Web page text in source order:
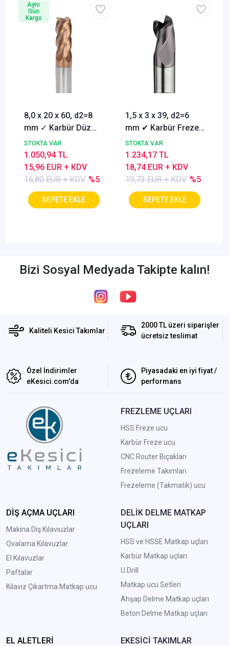
8,0 x 20 x 60, d2=8
mm ✓ Karbür Düz
Freze, Parmak freze
ucu Z=4,TiSiN
Kaplamalı
STOKTA VAR
16,80 EUR + KDV %5
15,96 EUR + KDV
1.050,94 TL
Aynı
Gün
Kargo
1,5 x 3 x 39, d2=6
mm ✔ Karbür Freze
ucu, Z=3, Kaplamalı,
30°
STOKTA VAR
19,73 EUR + KDV %5
18,74 EUR + KDV
1.234,17 TL
Bizi Sosyal Medyada Takipte kalın!
Kaliteli Kesici Takımlar
2000 TL üzeri siparişler
ücretsiz teslimat
Özel İndirimler
eKesici.com'da
Piyasadaki en iyi fiyat /
performans
FREZLEME UÇLARI
HSS Freze ucu
Karbür Freze ucu
CNC Router Bıçakları
Frezeleme Takımları
Frezeleme (Takmatik) ucu
DİŞ AÇMA UÇLARI
Makina Diş Kılavıuzlar
Ovalama Kılavuzlar
El Kılavuzlar
Paftalar
Kılavız Çıkartma Matkap ucu
DELİK DELME MATKAP
UÇLARI
HSS ve HSSE Matkap uçları
Karbür Matkap uçları
U Drill
Matkap ucu Setleri
Ahşap Delme Matkap uçları
Beton Delme Matkap uçları
EL ALETLERİ EKESİCİ TAKIMLAR